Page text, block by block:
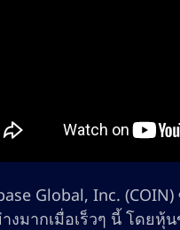
Global, Inc.
งมากเมื่อเร็วๆ นี้ โดยหุ้